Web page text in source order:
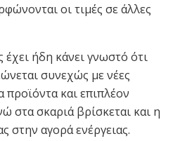
οι τιμές σε άλλες
ήδη κάνει γνωστό ότι
συνεχώς με νέες
προϊόντα και επιπλέον
στα σκαριά βρίσκεται και η
στην αγορά ενέργειας.